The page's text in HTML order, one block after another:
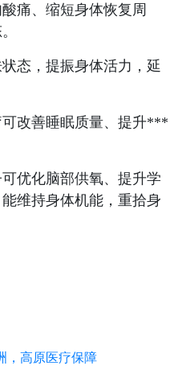
痛、缩短身体恢复周
态，提振身体活力，延
改善睡眠质量、提升***
优化脑部供氧、提升学
维持身体机能，重拾身
，高原医疗保障